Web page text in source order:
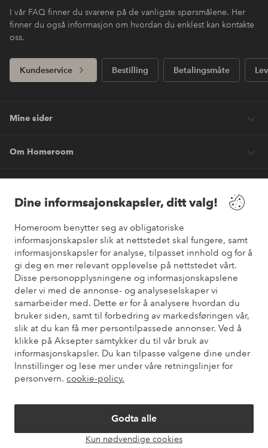
Dine informsajonskapsler, ditt valg!
Homeroom benytter seg av obligatoriske
informasjonskapsler slik at nettstedet skal fungere, samt
informasjonskapsler for analyse, tilpasset innhold og for å
gi deg en mer relevant opplevelse på nettstedet vårt.
Disse personopplysningene og informasjonskapslene
deler vi med de annonse- og analyseselskaper vi
samarbeider med. Dette er for å analysere hvordan du
bruker siden, samt til forbedring av markedsføringen vår,
slik at du kan få mer persontilpassede annonser. Ved å
klikke på Aksepter samtykker du til vår bruk av
informasjonskapsler. Du kan tilpasse valgene dine under
Innstillinger og lese mer under våre retningslinjer for
personvern. cookie-policy.
Godta alle
Kun nødvendige cookies
I vår FAQ finner du svarene på de vanligste spørsmålene. Her
finner du også informasjon om hvordan du enklest kan kontakte
oss.
Kundeservice Bestilling Betalingsmåte
Mine sider
Om Homeroom
Venner
Sikre betalinger
Vil du vite mer om våre betalingsalternativer?
elpy